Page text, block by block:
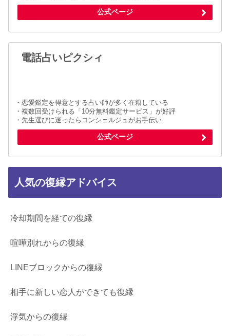
公式ページ
電話占いピクシィ
・恋愛鑑定を得意とする占い師が多く在籍している
・複数回受けられる「10分無料鑑定サービス」が好評
・先生選びに迷ったらコンシェルジュがお手伝い
公式ページ
人気の復縁アドバイス
冷却期間を経ての復縁
喧嘩別れからの復縁
LINEブロックからの復縁
相手に新しい恋人ができても復縁
浮気からの復縁